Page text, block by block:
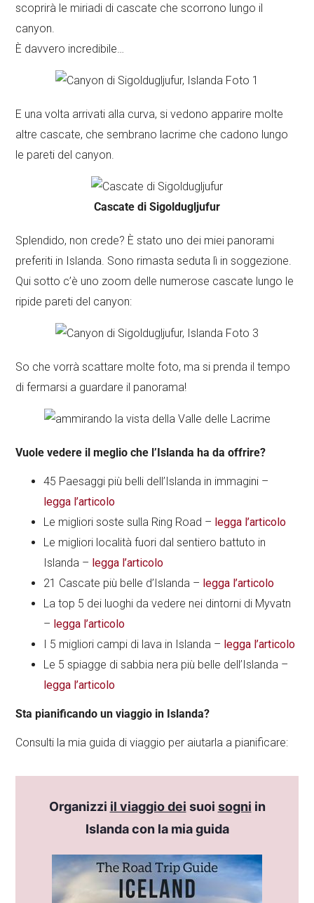
scoprirà le miriadi di cascate che scorrono lungo il
canyon.
È davvero incredibile…
E una volta arrivati alla curva, si vedono apparire molte
altre cascate, che sembrano lacrime che cadono lungo
le pareti del canyon.
Cascate di Sigoldugljufur
Splendido, non crede? È stato uno dei miei panorami
preferiti in Islanda. Sono rimasta seduta lì in soggezione.
Qui sotto c’è uno zoom delle numerose cascate lungo le
ripide pareti del canyon:
So che vorrà scattare molte foto, ma si prenda il tempo
di fermarsi a guardare il panorama!
Vuole vedere il meglio che l’Islanda ha da offrire?
45 Paesaggi più belli dell’Islanda in immagini –
legga l’articolo
Le migliori soste sulla Ring Road – legga l’articolo
Le migliori località fuori dal sentiero battuto in
Islanda – legga l’articolo
21 Cascate più belle d’Islanda – legga l’articolo
La top 5 dei luoghi da vedere nei dintorni di Myvatn
– legga l’articolo
I 5 migliori campi di lava in Islanda – legga l’articolo
Le 5 spiagge di sabbia nera più belle dell’Islanda –
legga l’articolo
Sta pianificando un viaggio in Islanda?
Consulti la mia guida di viaggio per aiutarla a pianificare:
Organizzi il viaggio dei suoi sogni in
Islanda con la mia guida